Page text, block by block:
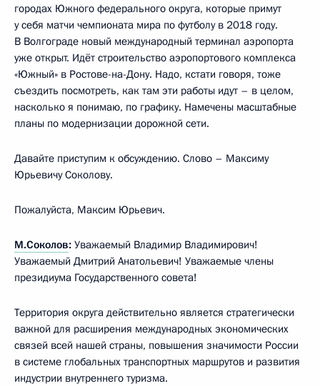
городах Южного федерального округа, которые примут
у себя матчи чемпионата мира по футболу в 2018 году.
В Волгограде новый международный терминал аэропорта
уже открыт. Идёт строительство аэропортового комплекса
«Южный» в Ростове-на-Дону. Надо, кстати говоря, тоже
съездить посмотреть, как там эти работы идут – в целом,
насколько я понимаю, по графику. Намечены масштабные
планы по модернизации дорожной сети.
Давайте приступим к обсуждению. Слово – Максиму
Юрьевичу Соколову.
Пожалуйста, Максим Юрьевич.
М.Соколов: Уважаемый Владимир Владимирович!
Уважаемый Дмитрий Анатольевич! Уважаемые члены
президиума Государственного совета!
Территория округа действительно является стратегически
важной для расширения международных экономических
связей всей нашей страны, повышения значимости России
в системе глобальных транспортных маршрутов и развития
индустрии внутреннего туризма.